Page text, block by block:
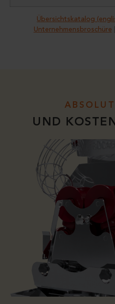
Übersichtskatalog
Unternehmensbroschüre
UND